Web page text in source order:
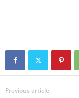
Previous article